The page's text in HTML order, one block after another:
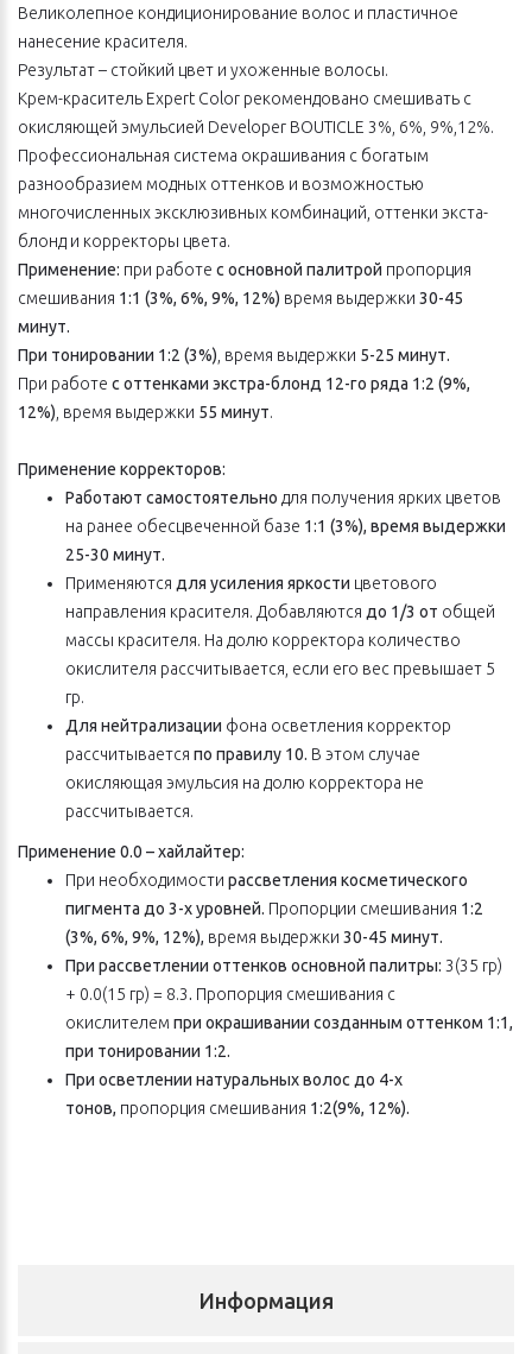
Великолепное кондиционирование волос и пластичное
нанесение красителя.
Результат – стойкий цвет и ухоженные волосы.
Крем-краситель Expert Color рекомендовано смешивать с
окисляющей эмульсией Developer BOUTICLE 3%, 6%, 9%,12%.
Профессиональная система окрашивания с богатым
разнообразием модных оттенков и возможностью
многочисленных эксклюзивных комбинаций, оттенки экста-
блонд и корректоры цвета.
Применение: при работе с основной палитрой пропорция
смешивания 1:1 (3%, 6%, 9%, 12%) время выдержки 30-45
минут.
При тонировании 1:2 (3%) , время выдержки 5-25 минут.
При работе с оттенками экстра-блонд 12-го ряда 1:2 (9%,
12%) , время выдержки 55 минут.
Применение корректоров:
Работают самостоятельно для получения ярких цветов
на ранее обесцвеченной базе 1:1 (3%), время выдержки
25-30 минут.
Применяются для усиления яркости цветового
направления красителя. Добавляются до 1/3 от общей
массы красителя. На долю корректора количество
окислителя рассчитывается, если его вес превышает 5
гр.
Для нейтрализации фона осветления корректор
рассчитывается по правилу 10. В этом случае
окисляющая эмульсия на долю корректора не
рассчитывается.
Применение 0.0 – хайлайтер:
При необходимости рассветления косметического
пигмента до 3-х уровней. Пропорции смешивания 1:2
(3%, 6%, 9%, 12%), время выдержки 30-45 минут.
При рассветлении оттенков основной палитры: 3(35 гр)
+ 0.0(15 гр) = 8.3. Пропорция смешивания с
окислителем при окрашивании созданным оттенком 1:1,
при тонировании 1:2.
При осветлении натуральных волос до 4-х
тонов, пропорция смешивания 1:2(9%, 12%).
Информация